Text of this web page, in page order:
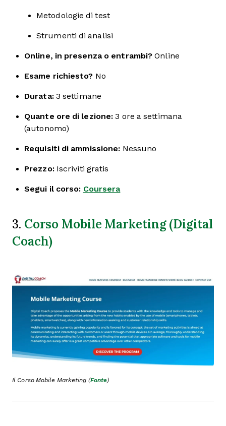
Metodologie di test
Strumenti di analisi
Online, in presenza o entrambi? Online
Esame richiesto? No
Durata:3 settimane
Quante ore di lezione: 3 ore a settimana
(autonomo)
Requisiti di ammissione: Nessuno
Prezzo:Iscriviti gratis
Segui il corso: Coursera
3. Corso Mobile Marketing (Digital
Coach)
Il Corso Mobile Marketing (Fonte)